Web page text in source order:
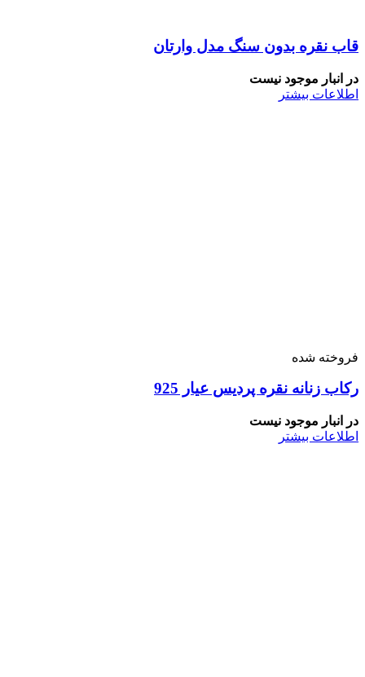
قاب نقره بدون سنگ مدل وارتان
در انبار موجود نیست
اطلاعات بیشتر
فروخته شده
رکاب زنانه نقره پردیس عیار 925
در انبار موجود نیست
اطلاعات بیشتر